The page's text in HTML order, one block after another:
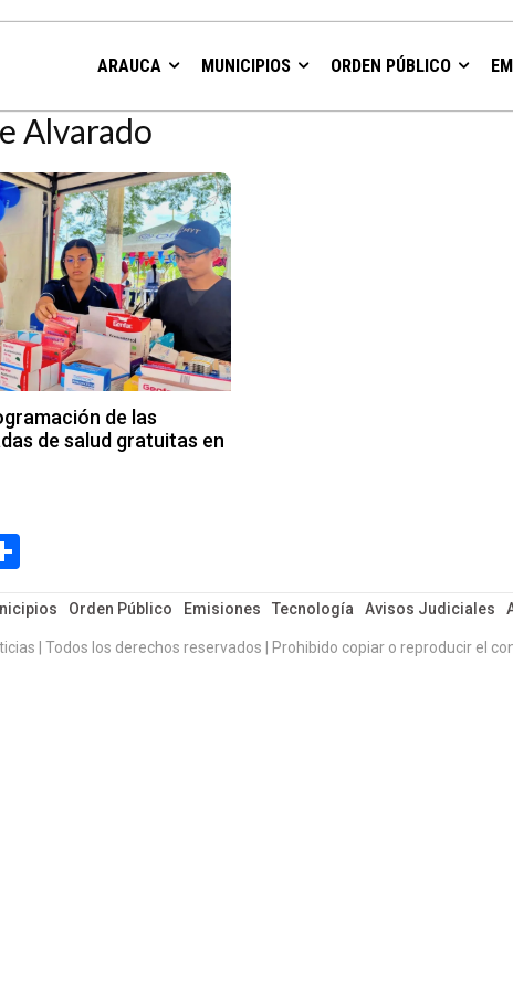
ARAUCA MUNICIPIOS ORDEN PÚBLICO
Alvarado
de las
de salud gratuitas en
Orden Público Emisiones Tecnología Avisos Judiciales
| Todos los derechos reservados | Prohibido copiar o reproducir el